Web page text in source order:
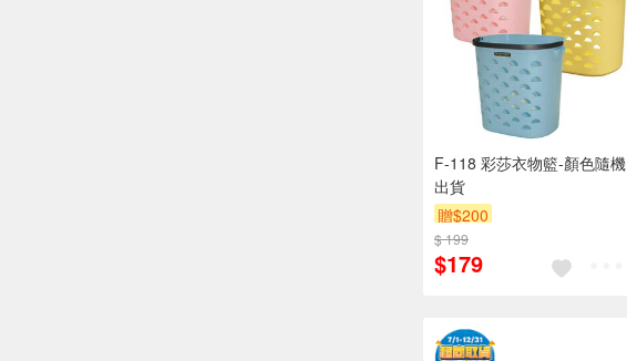
F-118 彩莎衣物籃-顏色隨機
出貨
贈$200
$ 199
$179